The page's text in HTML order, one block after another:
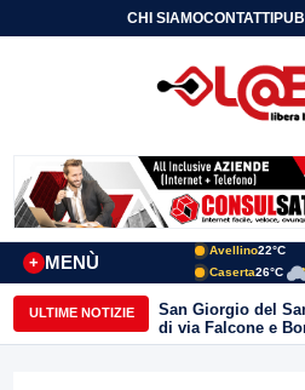
CHI SIAMOCONTATTI
MENÙ
+
Avellino22°C
Caserta26°C
ULTIME NOTIZIE
San Giorgio del
di via Falcone e
Lombardi